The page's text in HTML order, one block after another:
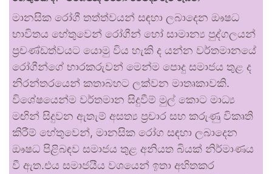
මානසික රෝගී තත්ත්වයන් සඳහා ලබාදෙන ඖෂධ
භාවිතය හේතුවෙන් රෝගීන් හෝ සාමාන්‍ය පුද්ගලයන්
ප්‍රචණ්ඩත්වයට යොමු විය හැකි ද යන්න වර්තමානයේ
රෝගීන්ගේ භාරකරුවන් මෙන්ම පොදු සමාජය තුළ ද
නිරන්තරයෙන් කතාබහට ලක්වන මාතෘකාවකි.
විශේෂයෙන්ම වර්තමාන සිදුවීම් මුල් කොට මාධ්‍ය
මඟින් සිදුවන ඇතැම් අසත්‍ය ප්‍රචාර සහ කරුණු විකෘති
කිරීම් හේතුවෙන්, මානසික රෝග සඳහා ලබාදෙන
ඖෂධ පිළිබඳව සමාජය තුළ අනියත බියක් නිර්මාණය
වී ඇත.එය සමාජයීය වශයෙන් ඉතා අහිතකර